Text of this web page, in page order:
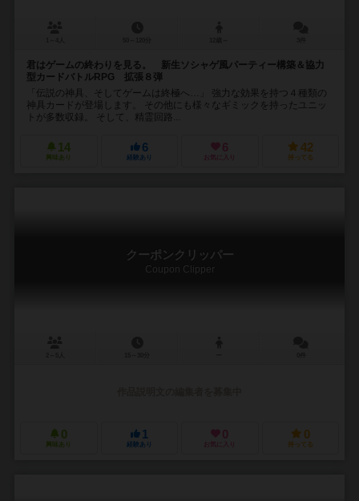
君はゲームの終わりを見る。 新生ソシャゲ風パーティー構築＆協力
型カードバトルRPG 拡張８弾
「伝説の神具、そしてゲームは終極へ…」 強力な効果を持つ４種類の
神具カードが登場します。 その他にも様々なギミックを持ったユニッ
トが多数収録。 そして、精霊回路...
14
興味あり
6
経験あり
6
お気に入り
42
持ってる
クーポンクリッパー
Coupon Clipper
0
興味あり
1
経験あり
0
お気に入り
0
持ってる